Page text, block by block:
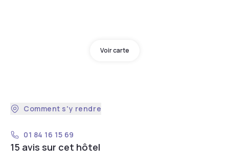
Voir carte
Comment s'y rendre
01 84 16 15 69
15 avis sur cet hôtel